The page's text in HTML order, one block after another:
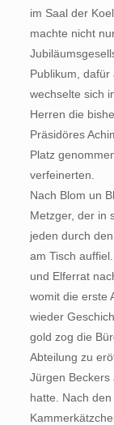
im Saal der
machte nicht
Publikum, dafür
wechselte sich
Herren die
Präsidöres
Platz
verfeinerten.
Nach Blom un
Metzger, der in
jeden durch
am Tisch auffiel.
und Elferrat
womit die erste
wieder
gold zog die
Abteilung zu
Jürgen Beckers
hatte. Nach den